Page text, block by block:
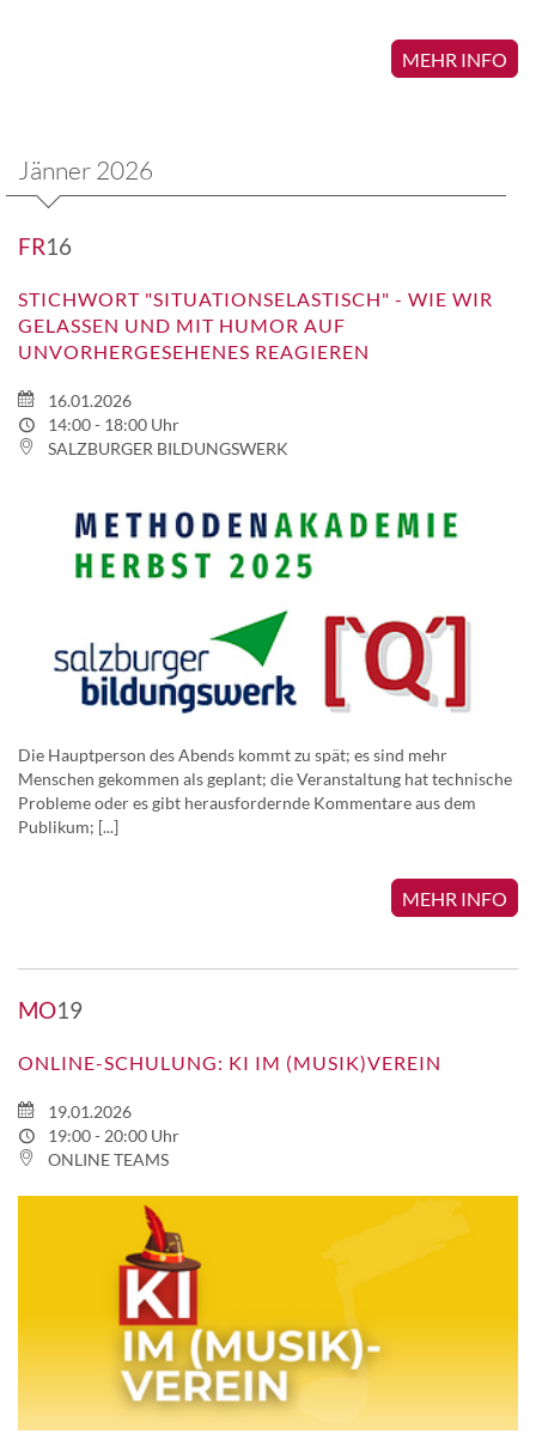
MEHR INFO
Jänner 2026
FR16
STICHWORT "SITUATIONSELASTISCH" - WIE WIR
GELASSEN UND MIT HUMOR AUF
UNVORHERGESEHENES REAGIEREN
16.01.2026
14:00 - 18:00 Uhr
SALZBURGER BILDUNGSWERK
Die Hauptperson des Abends kommt zu spät; es sind mehr
Menschen gekommen als geplant; die Veranstaltung hat technische
Probleme oder es gibt herausfordernde Kommentare aus dem
Publikum; [...]
MEHR INFO
MO19
ONLINE-SCHULUNG: KI IM (MUSIK)VEREIN
19.01.2026
19:00 - 20:00 Uhr
ONLINE TEAMS